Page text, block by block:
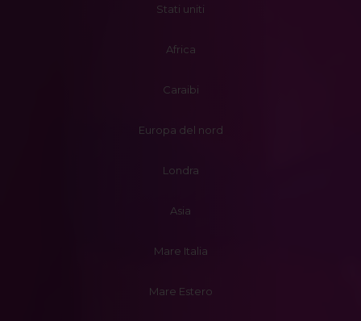
Stati uniti
Africa
Caraibi
Europa del nord
Londra
Asia
Mare Italia
Mare Estero